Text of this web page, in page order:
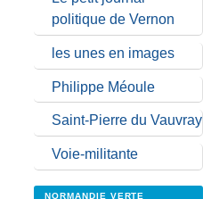
politique de Vernon
les unes en images
Philippe Méoule
Saint-Pierre du Vauvray
Voie-militante
NORMANDIE VERTE